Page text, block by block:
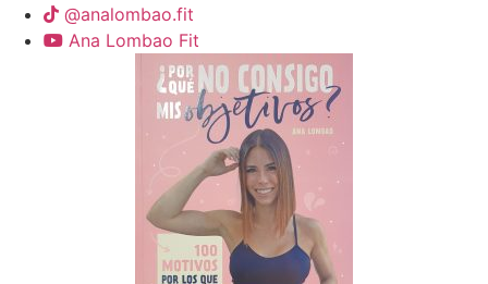
@analombao.fit
Ana Lombao Fit